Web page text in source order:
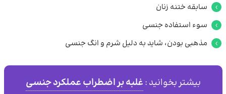
سابقه ختنه زنان
سوء استفاده جنسی
مذهبی بودن، شاید به دلیل شرم و انگ جنسی
بیشتر بخوانید :غلبه بر اضطراب عملکرد جنسی